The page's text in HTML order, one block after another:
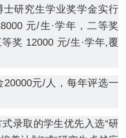
研究生学业奖学金实行
元/生·学年，二等奖
奖 12000 元/生·学年,覆
20000元/人，每年评选一
式录取的学生优先入选“研